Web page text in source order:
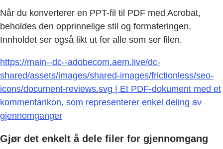
Når du konverterer en PPT-fil til PDF med Acrobat,
beholdes den opprinnelige stil og formateringen.
Innholdet ser også likt ut for alle som ser filen.
https://main--dc--adobecom.aem.live/dc-
shared/assets/images/shared-images/frictionless/seo-
icons/document-reviews.svg | Et PDF-dokument med et
kommentarikon, som representerer enkel deling av
gjennomganger
Gjør det enkelt å dele filer for gjennomgang